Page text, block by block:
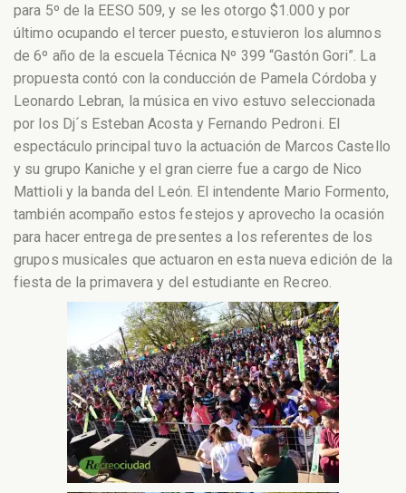
para 5º de la EESO 509, y se les otorgo $1.000 y por
último ocupando el tercer puesto, estuvieron los alumnos
de 6º año de la escuela Técnica Nº 399 “Gastón Gori”. La
propuesta contó con la conducción de Pamela Córdoba y
Leonardo Lebran, la música en vivo estuvo seleccionada
por los Dj´s Esteban Acosta y Fernando Pedroni. El
espectáculo principal tuvo la actuación de Marcos Castello
y su grupo Kaniche y el gran cierre fue a cargo de Nico
Mattioli y la banda del León. El intendente Mario Formento,
también acompaño estos festejos y aprovecho la ocasión
para hacer entrega de presentes a los referentes de los
grupos musicales que actuaron en esta nueva edición de la
fiesta de la primavera y del estudiante en Recreo.